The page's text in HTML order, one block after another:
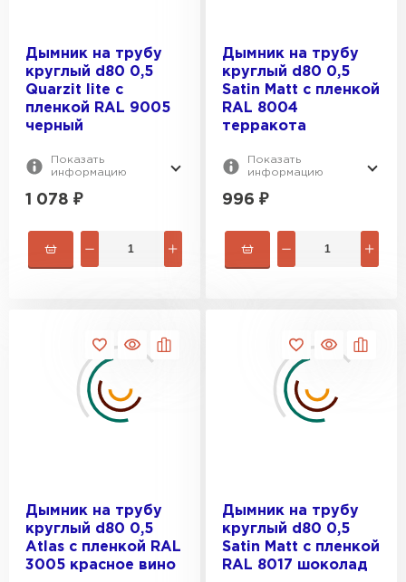
Дымник на трубу
круглый d80 0,5
Quarzit lite с
пленкой RAL 9005
черный
Показать
информацию
1 078 ₽
Дымник на трубу
круглый d80 0,5
Satin Мatt с пленкой
RAL 8004
терракота
Показать
информацию
996 ₽
Дымник на трубу
круглый d80 0,5
Atlas с пленкой RAL
3005 красное вино
Дымник на трубу
круглый d80 0,5
Satin Мatt с пленкой
RAL 8017 шоколад